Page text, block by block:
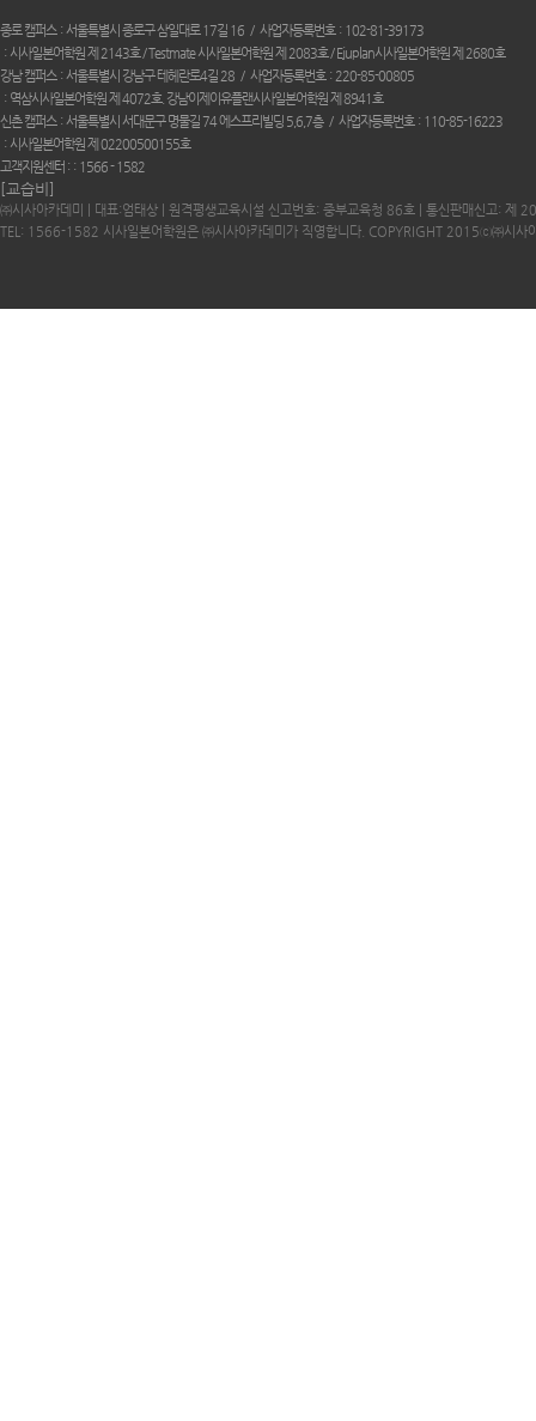
종로 캠퍼스 서울특별시 종로구 삼일대로 17길 16 사업자등록번호
102-81-39173
시사일본어학원 제 2143호 / Testmate 시사일본어학원 제 2083호 / Ejuplan시사일본어학원 제 2680호
강남 캠퍼스
서울특별시 강남구 테헤란로4길 28 사업자등록번호
220-85-00805
역삼시사일본어학원 제 4072호. 강남이제이유플랜시사일본어학원 제 8941호
신촌 캠퍼스
서울특별시 서대문구 명물길 74 에스프리빌딩 5,6,7층 사업자등록번호
110-85-16223
시사일본어학원 제 02200500155호
고객지원센터 :
1566 - 1582
[교습비]
㈜시사아카데미 | 대표:엄태상 | 원격평생교육시설 신고번호: 중부교육청 86호 | 통신판매신고: 제
TEL: 1566-1582 시사일본어학원은 ㈜시사아카데미가 직영합니다. COPYRIGHT 2015ⓒ㈜시사